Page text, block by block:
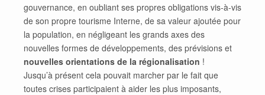
gouvernance, en oubliant ses propres obligations vis-à-vis
de son propre tourisme Interne, de sa valeur ajoutée pour
la population, en négligeant les grands axes des
nouvelles formes de développements, des prévisions et
nouvelles orientations de la régionalisation !
Jusqu’à présent cela pouvait marcher par le fait que
toutes crises participaient à aider les plus imposants,